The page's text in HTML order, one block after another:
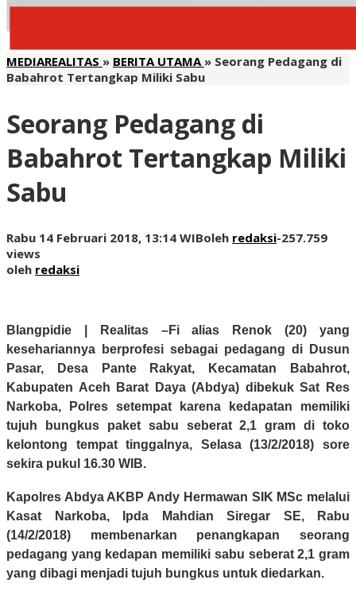
MEDIAREALITAS » BERITA UTAMA » Seorang Pedagang di
Babahrot Tertangkap Miliki Sabu
Seorang Pedagang di
Babahrot Tertangkap Miliki
Sabu
Rabu 14 Februari 2018, 13:14 WIBoleh redaksi-257.759
views
oleh redaksi
Blangpidie | Realitas –Fi alias Renok (20) yang
kesehariannya berprofesi sebagai pedagang di Dusun
Pasar, Desa Pante Rakyat, Kecamatan Babahrot,
Kabupaten Aceh Barat Daya (Abdya) dibekuk Sat Res
Narkoba, Polres setempat karena kedapatan memiliki
tujuh bungkus paket sabu seberat 2,1 gram di toko
kelontong tempat tinggalnya, Selasa (13/2/2018) sore
sekira pukul 16.30 WIB.
Kapolres Abdya AKBP Andy Hermawan SIK MSc melalui
Kasat Narkoba, Ipda Mahdian Siregar SE, Rabu
(14/2/2018) membenarkan penangkapan seorang
pedagang yang kedapan memiliki sabu seberat 2,1 gram
yang dibagi menjadi tujuh bungkus untuk diedarkan.